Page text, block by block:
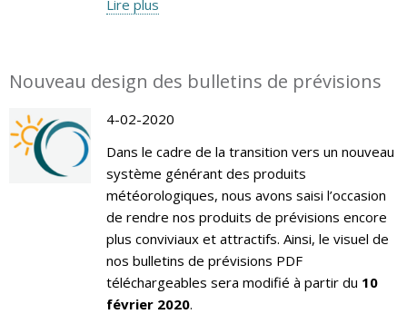
Lire plus
Nouveau design des bulletins de prévisions
4-02-2020
Dans le cadre de la transition vers un nouveau
système générant des produits
météorologiques, nous avons saisi l’occasion
de rendre nos produits de prévisions encore
plus conviviaux et attractifs. Ainsi, le visuel de
nos bulletins de prévisions PDF
téléchargeables sera modifié à partir du 10
février 2020.